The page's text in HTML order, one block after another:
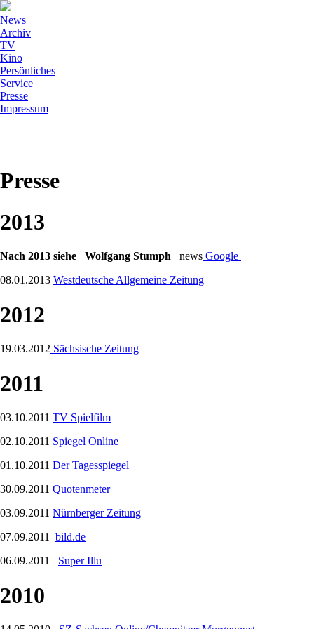
News
Archiv
TV
Kino
Persönliches
Service
Presse
Impressum
Presse
2013
Nach 2013 siehe Wolfgang Stumph news Google
08.01.2013 Westdeutsche Allgemeine Zeitung
2012
19.03.2012 Sächsische Zeitung
2011
03.10.2011 TV Spielfilm
02.10.2011 Spiegel Online
01.10.2011 Der Tagesspiegel
30.09.2011 Quotenmeter
03.09.2011 Nürnberger Zeitung
07.09.2011 bild.de
06.09.2011 Super Illu
2010